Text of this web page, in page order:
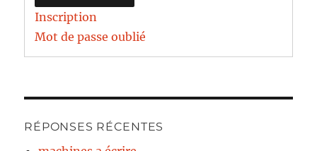
Inscription
Mot de passe oublié
RÉPONSES RÉCENTES